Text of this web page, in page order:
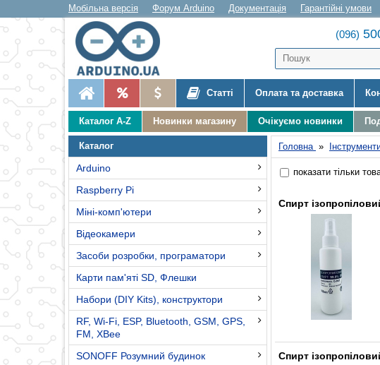
Мобільна версія Форум Arduino Документація Гарантійні умови
(096)
Статті Оплата та доставка
Каталог A-Z Новинки магазину Очікуємо новинки
Каталог
Arduino
Raspberry Pi
Міні-комп'ютери
Відеокамери
Засоби розробки, програматори
Карти пам'яті SD, Флешки
Набори (DIY Kits), конструктори
RF, Wi-Fi, ESP, Bluetooth, GSM, GPS,
FM, XBee
SONOFF Розумний будинок
Головна »
показати тільки
Спирт
Спирт